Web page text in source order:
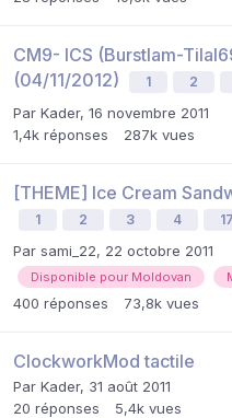
CM9- ICS (Burstlam-
(04/11/2012)
1 2
Par Kader, 16 novembre 2011
1,4k réponses 287k vues
[THEME] Ice Cream
1 2 3 4 17
Par sami_22, 22 octobre 2011
Disponible pour Moldovan
400 réponses 73,8k vues
ClockworkMod tactile
Par Kader, 31 août 2011
20 réponses 5,4k vues